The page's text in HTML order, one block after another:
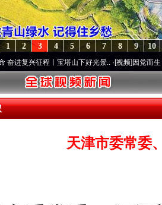
10
9
8
7
6
5
4
3
2
1
程丨宝塔山下好光景..·[视频]因党而生 为党而战
天津市委常委